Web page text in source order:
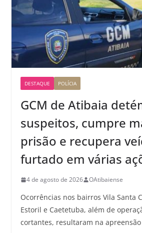
DESTAQUE POLÍCIA
GCM de Atibaia
suspeitos, cumpre
prisão e recupera
furtado em várias
4 de agosto de 2026 OAtibaiense
Ocorrências nos bairros Vila Santa
Estoril e Caetetuba, além de
cortantes, resultaram na